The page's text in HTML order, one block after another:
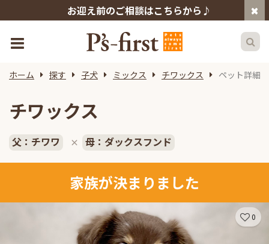
お迎え前のご相談はこちらから♪
ホーム 探す 子犬 ミックス チワックス ペット詳細
チワックス
父：チワワ × 母：ダックスフンド
家族が決まりました
0